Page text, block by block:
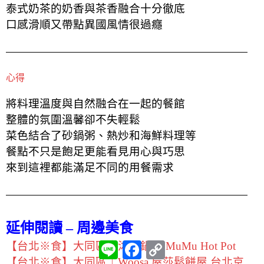
泰式奶茶的奶香與茶香融合十分徹底
口感滑順又帶點異國風情很過癮
心得
將料理溫度與自然融合在一起的餐館
整體的氛圍溫馨卻不失輕鬆
菜色結合了砂鍋粥、熱炒和海鮮料理等
餐點不只是飽足更能看見用心與巧思
來到這裡都能滿足不同的用餐需求
延伸閱讀 – 周邊美食
【台北※食】大同區｜沐牧鍋物 MuMu Hot Pot
L
i
F
a
C
o